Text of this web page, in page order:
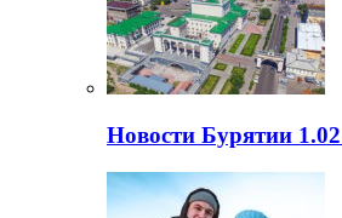
Новости Бурятии